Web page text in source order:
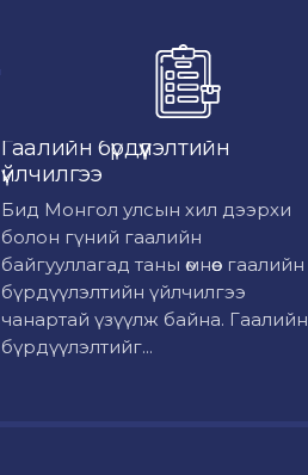
Гаалийн бүрдүүлэлтийн
үйлчилгээ
Бид Монгол улсын хил дээрхи
болон гүний гаалийн
байгууллагад таны өмнөөс гаалийн
бүрдүүлэлтийн үйлчилгээ
чанартай үзүүлж байна. Гаалийн
бүрдүүлэлтийг...